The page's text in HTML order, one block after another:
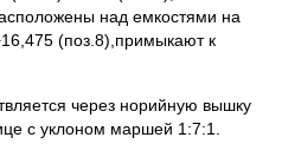
над емкостями на
(поз.8),примыкают к
через норийную вышку
с уклоном маршей 1:7:1.